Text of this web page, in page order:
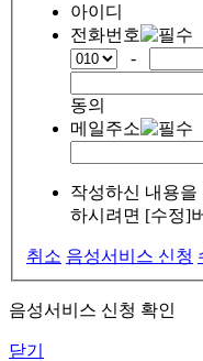
아이디
전화번호
-
동의
메일주소
작성하신 내용
하시려면 [수정]
취소 음성서비스 신청
음성서비스 신청 확인
닫기